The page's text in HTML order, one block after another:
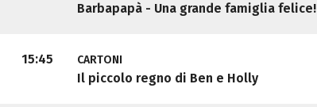
Barbapapà - Una grande famiglia felice!
15:45 CARTONI
Il piccolo regno di Ben e Holly